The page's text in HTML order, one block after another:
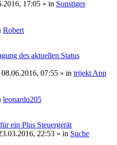
17:05 » in Sonstiges
Robert
des aktuellen Status
08.06.2016, 07:55 » in trijekt App
leonardo205
ein Plus Steuergerät
22:53 » in Suche